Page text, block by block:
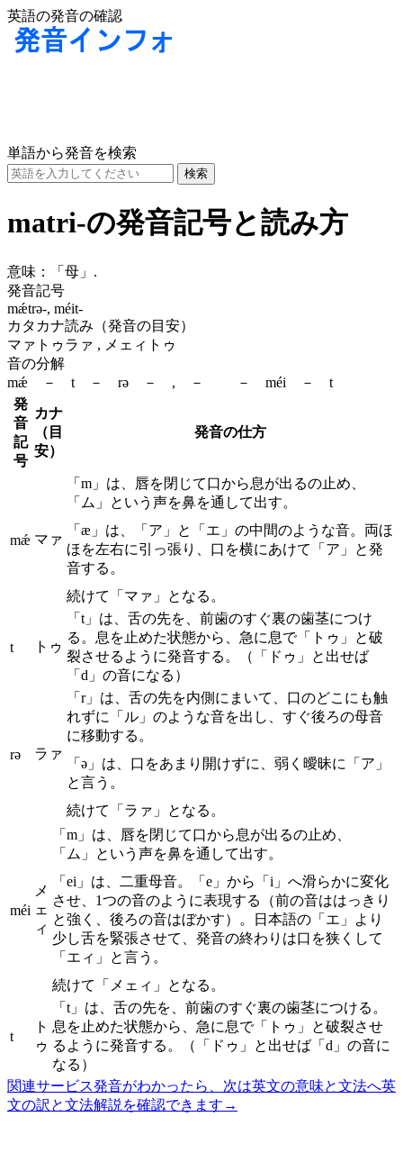
英語の発音の確認
単語から発音を検索
matri-の発音記号と読み方
意味：
「母」.
発音記号
mǽtrə-, méit-
カタカナ読み（発音の目安）
マァトゥラァ , メェィトゥ
音の分解
mǽ － t － rə － , － － méi － t
発
音
記
号
カナ
（目
安）
発音の仕方
mǽ マァ
「m」は、唇を閉じて口から息が出るの止め、
「ム」という声を鼻を通して出す。
「æ」は、「ア」と「エ」の中間のような音。両ほ
ほを左右に引っ張り、口を横にあけて「ア」と発
音する。
続けて「マァ」となる。
t トゥ
「t」は、舌の先を、前歯のすぐ裏の歯茎につけ
る。息を止めた状態から、急に息で「トゥ」と破
裂させるように発音する。（「ドゥ」と出せば
「d」の音になる）
rə ラァ
「r」は、舌の先を内側にまいて、口のどこにも触
れずに「ル」のような音を出し、すぐ後ろの母音
に移動する。
「ə」は、口をあまり開けずに、弱く曖昧に「ア」
と言う。
続けて「ラァ」となる。
méi
メ
ェ
ィ
「m」は、唇を閉じて口から息が出るの止め、
「ム」という声を鼻を通して出す。
「ei」は、二重母音。「e」から「i」へ滑らかに変化
させ、1つの音のように表現する（前の音ははっきり
と強く、後ろの音はぼかす）。日本語の「エ」より
少し舌を緊張させて、発音の終わりは口を狭くして
「エィ」と言う。
続けて「メェィ」となる。
t
ト
ゥ
「t」は、舌の先を、前歯のすぐ裏の歯茎につける。
息を止めた状態から、急に息で「トゥ」と破裂させ
るように発音する。（「ドゥ」と出せば「d」の音に
なる）
関連サービス発音がわかったら、次は英文の意味と文法へ英
文の訳と文法解説を確認できます →